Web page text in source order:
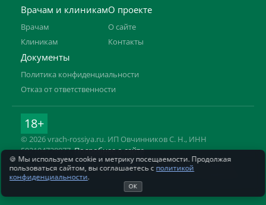
Врачам и клиникам
Врачам
Клиникам
О проекте
О сайте
Контакты
Документы
Политика конфиденциальности
Отказ от ответственности
18+
© 2026 vrach-rossiya.ru. ИП Овчинников С. Н., ИНН
592104728977.Подробнее о сайте
Информация на сайте не заменяет приём врача. Имеются
противопоказания, необходима консультация специалиста.
🍪 Мы используем cookie и метрику посещаемости. Продолжая
пользоваться сайтом, вы соглашаетесь с политикой
конфиденциальности.
ОК